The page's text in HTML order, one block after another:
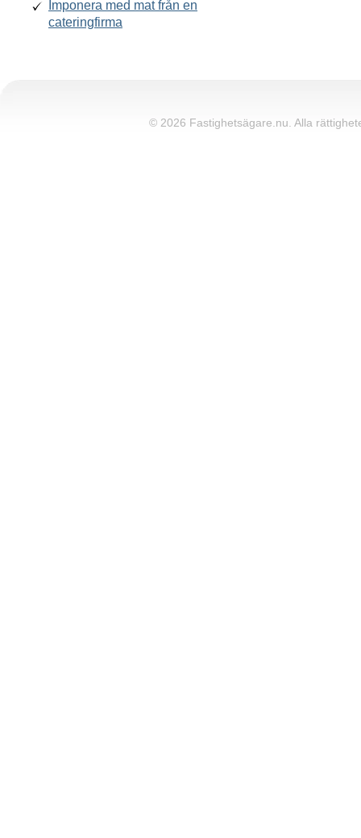
Imponera med mat från en
cateringfirma
© 2026 Fastighetsägare.nu. Alla